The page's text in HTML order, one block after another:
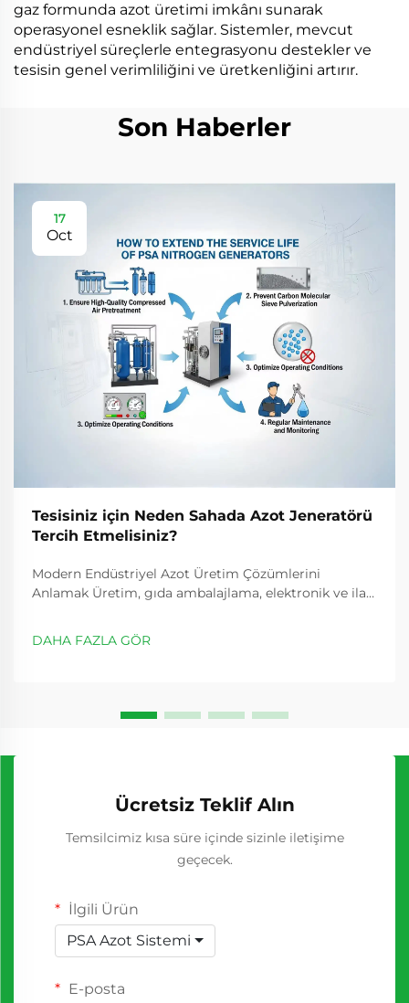
gaz formunda azot üretimi imkânı sunarak
operasyonel esneklik sağlar. Sistemler, mevcut
endüstriyel süreçlerle entegrasyonu destekler ve
tesisin genel verimliliğini ve üretkenliğini artırır.
Son Haberler
17
Oct
Tesisiniz için Neden Sahada Azot Jeneratörü
Tercih Etmelisiniz?
Modern Endüstriyel Azot Üretim Çözümlerini
Anlamak Üretim, gıda ambalajlama, elektronik ve ilaç
uygulamalar için yoğun şekilde azot gazına güvenir.
DAHA FAZLA GÖR
Ücretsiz Teklif Alın
Temsilcimiz kısa süre içinde sizinle iletişime
geçecek.
İlgili Ürün
PSA Azot Sistemi
E-posta